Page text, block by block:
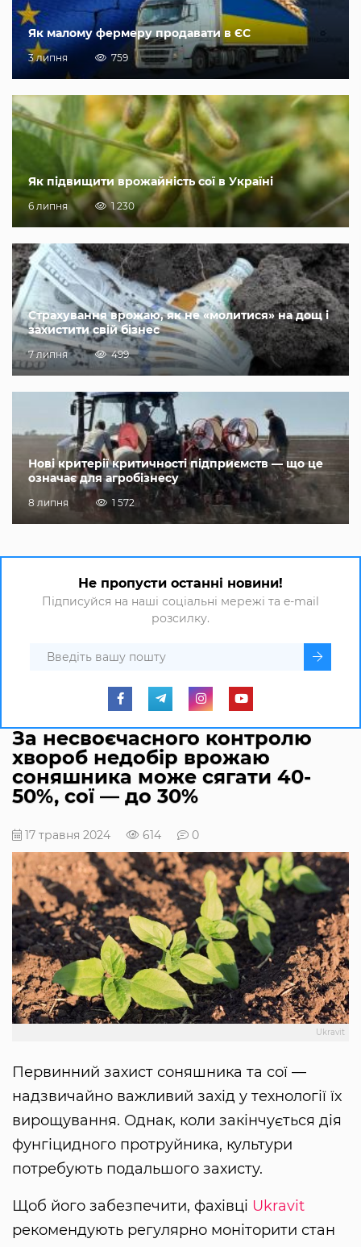
Як малому фермеру продавати в ЄС
3 липня 759
Як підвищити врожайність сої в Україні
6 липня 1 230
Страхування врожаю, як не «молитися» на дощ і
захистити свій бізнес
7 липня 499
Нові критерії критичності підприємств — що це
означає для агробізнесу
8 липня 1 572
Не пропусти останні новини!
Підписуйся на наші соціальні мережі та e-mail
розсилку.
За несвоєчасного контролю
хвороб недобір врожаю
соняшника може сягати 40-
50%, сої — до 30%
17 травня 2024 614 0
Ukravit
Первинний захист соняшника та сої —
надзвичайно важливий захід у технології їх
вирощування. Однак, коли закінчується дія
фунгіцидного протруйника, культури
потребують подальшого захисту.
Щоб його забезпечити, фахівці Ukravit
рекомендують регулярно моніторити стан